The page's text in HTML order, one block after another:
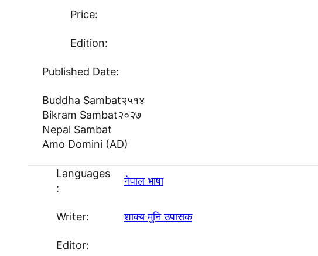
Price:
Edition:
Published Date:
Buddha Sambat२५१४
Bikram Sambat२०२७
Nepal Sambat
Amo Domini (AD)
Languages
:
नेपाल भाषा
Writer: शाक्य मुनि उपासक
Editor: